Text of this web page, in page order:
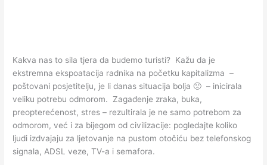
Kakva nas to sila tjera da budemo turisti? Kažu da je
ekstremna ekspoatacija radnika na početku kapitalizma –
poštovani posjetitelju, je li danas situacija bolja 🙁 – inicirala
veliku potrebu odmorom. Zagađenje zraka, buka,
preopterećenost, stres – rezultirala je ne samo potrebom za
odmorom, već i za bijegom od civilizacije: pogledajte koliko
ljudi izdvajaju za ljetovanje na pustom otočiću bez telefonskog
signala, ADSL veze, TV-a i semafora.